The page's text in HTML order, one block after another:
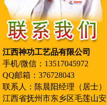
江西神功工艺品有限公司
手机/微信：13517045972
QQ邮箱：376728043
联系人：陈晨阳经理（居士）
江西省抚州市东乡区毛莲山安